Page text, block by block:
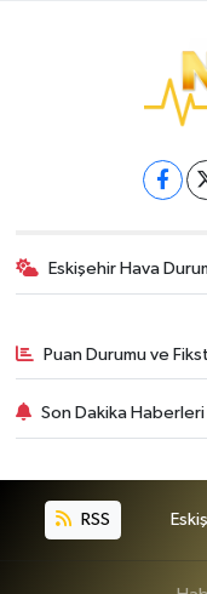
Eskişehir Hava
Puan Durumu ve
Son Dakika Haberleri
RSS